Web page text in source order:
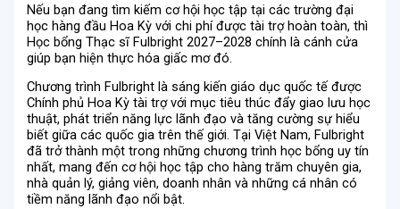
Nếu bạn đang tìm kiếm cơ hội học tập tại các trường đại
học hàng đầu Hoa Kỳ với chi phí được tài trợ hoàn toàn, thì
Học bổng Thạc sĩ Fulbright 2027–2028 chính là cánh cửa
giúp bạn hiện thực hóa giấc mơ đó.
Chương trình Fulbright là sáng kiến giáo dục quốc tế được
Chính phủ Hoa Kỳ tài trợ với mục tiêu thúc đẩy giao lưu học
thuật, phát triển năng lực lãnh đạo và tăng cường sự hiểu
biết giữa các quốc gia trên thế giới. Tại Việt Nam, Fulbright
đã trở thành một trong những chương trình học bổng uy tín
nhất, mang đến cơ hội học tập cho hàng trăm chuyên gia,
nhà quản lý, giảng viên, doanh nhân và những cá nhân có
tiềm năng lãnh đạo nổi bật.